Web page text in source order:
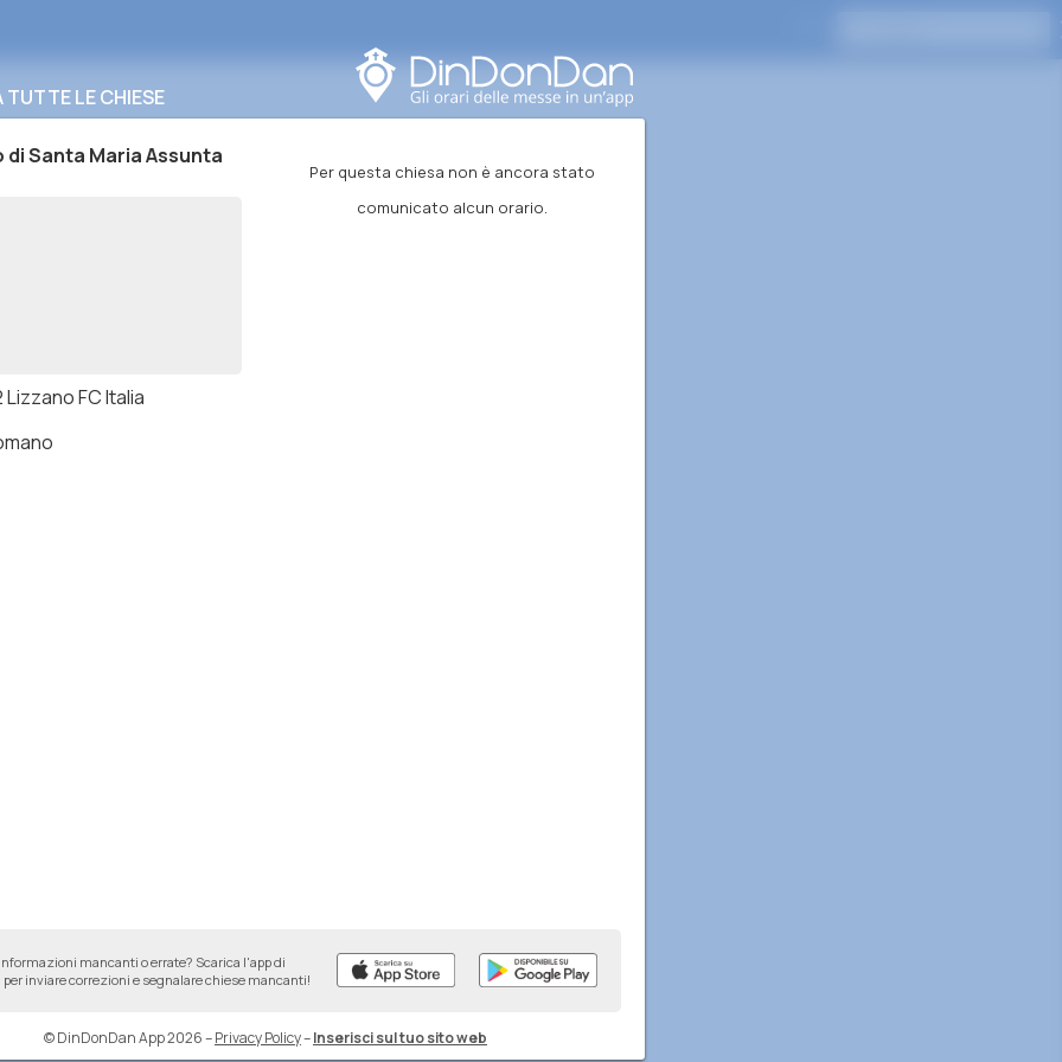
LE CHIESE
Santa Maria Assunta
Lizzano FC Italia
Per questa chiesa non è ancora stato
comunicato alcun orario.
mancanti o errate? Scarica l'app di
per inviare correzioni e segnalare chiese mancanti!
© DinDonDan App 2026–Privacy Policy–Inserisci sul tuo sito web